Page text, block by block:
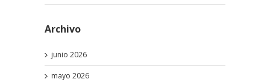
Archivo
junio 2026
mayo 2026